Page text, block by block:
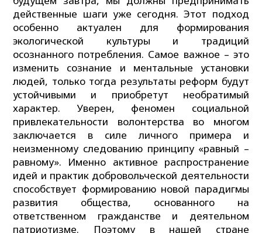
действенные шаги уже сегодня. Этот подход
особенно актуален для формирования
экологической культуры и традиций
осознанного потребления. Самое важное – это
изменить сознание и ментальные установки
людей, только тогда результаты реформ будут
устойчивыми и приобретут необратимый
характер. Уверен, феномен социальной
привлекательности волонтерства во многом
заключается в силе личного примера и
неизменному следованию принципу «равный –
равному». Именно активное распространение
идей и практик добровольческой деятельности
способствует формированию новой парадигмы
развития общества, основанного на
ответственном гражданстве и деятельном
патриотизме. Поэтому в нашей стране